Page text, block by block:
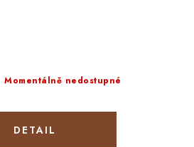
Momentálně nedostupné